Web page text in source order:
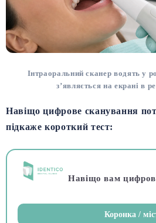
Інтраоральний сканер водять у
з’являється на екрані в
Навіщо цифрове сканування
підкаже короткий тест:
Навіщо вам
Коронка /